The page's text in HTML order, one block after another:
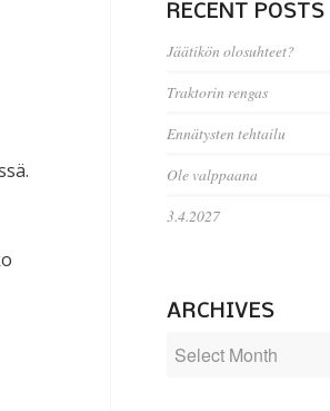
RECENT POSTS
Jäätikön olosuhteet?
Traktorin rengas
Ennätysten tehtailu
Ole valppaana
3.4.2027
ARCHIVES